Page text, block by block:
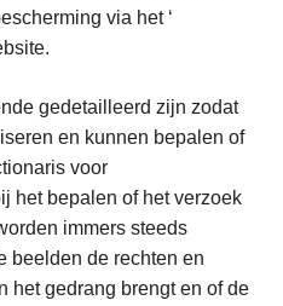
via het ‘
gedetailleerd zijn zodat
en kunnen bepalen of
voor
het bepalen of het verzoek
immers steeds
beelden de rechten en
het gedrang brengt en of de